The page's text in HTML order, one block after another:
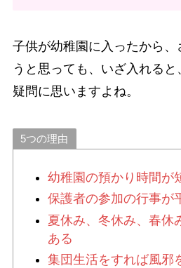
子供が幼稚園に入ったから
うと思っても、いざ入れる
疑問に思いますよね。
5つの理由
幼稚園の預かり時間が
保護者の参加の行事が
夏休み、冬休み、春休
ある
集団生活をすれば風邪